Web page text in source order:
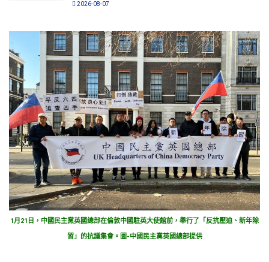
2026-08-07
1月21日，中國民主黨英國總部在倫敦中國駐英大使館前，舉行了「反抗壓迫、新年除
習」的抗議集會。圖-中國民主黨英國總部提供